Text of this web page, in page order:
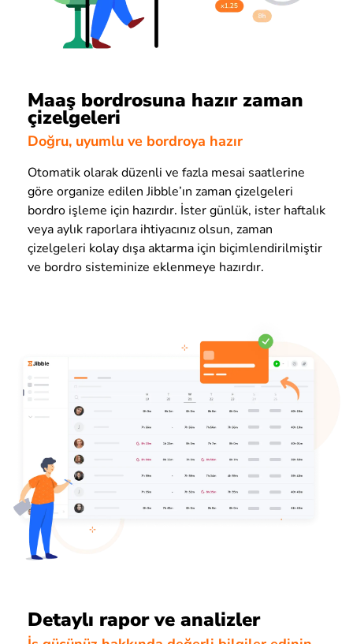
Maaş bordrosuna hazır zaman
çizelgeleri
Doğru, uyumlu ve bordroya hazır
Otomatik olarak düzenli ve fazla mesai saatlerine
göre organize edilen Jibble’ın zaman çizelgeleri
bordro işleme için hazırdır. İster günlük, ister haftalık
veya aylık raporlara ihtiyacınız olsun, zaman
çizelgeleri kolay dışa aktarma için biçimlendirilmiştir
ve bordro sisteminize eklenmeye hazırdır.
Detaylı rapor ve analizler